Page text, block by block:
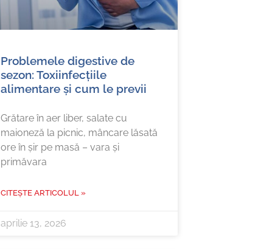
Problemele digestive de
sezon: Toxiinfecțiile
alimentare și cum le previi
Grătare în aer liber, salate cu
maioneză la picnic, mâncare lăsată
ore în șir pe masă – vara și
primăvara
CITEȘTE ARTICOLUL »
aprilie 13, 2026